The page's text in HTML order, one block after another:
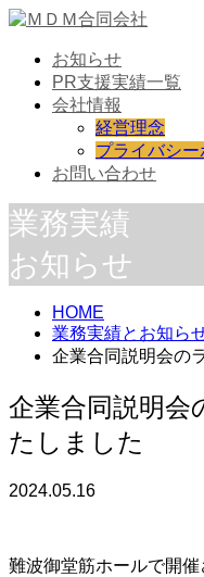
お知らせ
PR支援実績一覧
会社情報
経営理念
プライバシー
お問い合わせ
業務実績
お知らせ
HOME
業務実績とお知ら
企業合同説明会の
企業合同説明会
たしました
2024.05.16
難波御堂筋ホールで開